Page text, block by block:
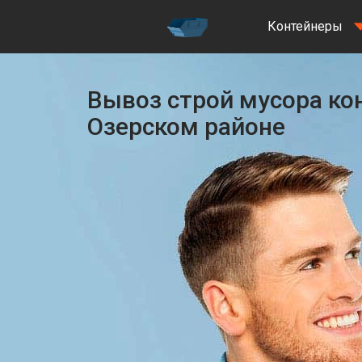
Контейнеры
Вывоз строй мусора
Озерском районе